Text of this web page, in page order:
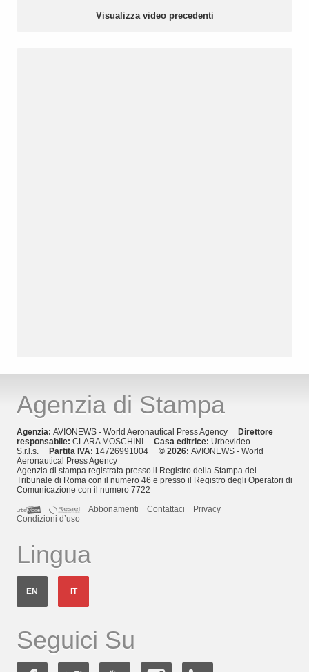
Visualizza video precedenti
Agenzia di Stampa
Agenzia: AVIONEWS - World Aeronautical Press Agency Direttore
responsabile: CLARA MOSCHINI Casa editrice: Urbevideo
S.r.l.s. Partita IVA: 14726991004 © 2026: AVIONEWS - World
Aeronautical Press Agency
Agenzia di stampa registrata presso il Registro della Stampa del
Tribunale di Roma con il numero 46 e presso il Registro degli Operatori di
Comunicazione con il numero 7722
Abbonamenti
Contattaci
Privacy
Condizioni d’uso
Lingua
EN IT
Seguici Su